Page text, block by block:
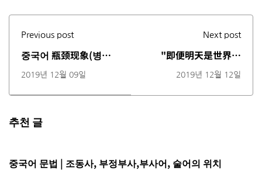
Previous post
중국어 瓶颈现象(병목
현상) & 长颈鹿(기린)의
유래 (동영상)
2019년 12월 09일
Next post
"即便明天是世界末
日，我仍要在园中种满
莲花" (동영상)
2019년 12월 12일
추천 글
중국어 문법 | 조동사, 부정부사,부사어, 술어의 위치